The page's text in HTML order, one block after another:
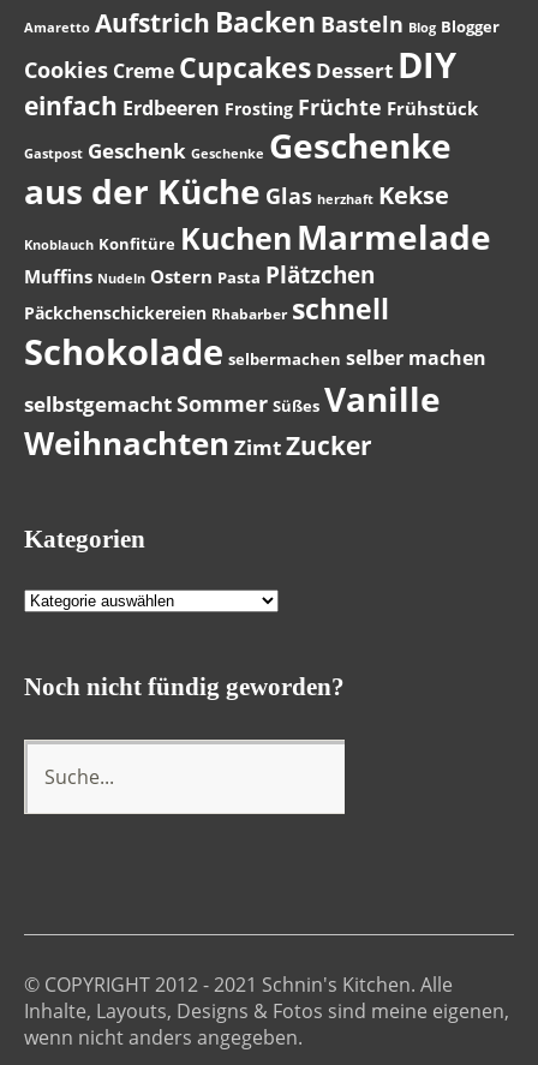
Amaretto Aufstrich Backen Basteln Blog Blogger
Cookies Creme Cupcakes Dessert DIY
einfach Erdbeeren Frosting Früchte Frühstück
Gastpost Geschenk Geschenke Geschenke
aus der Küche Glas herzhaft Kekse
Knoblauch Konfitüre Kuchen Marmelade
Muffins Nudeln Ostern Pasta Plätzchen
Päckchenschickereien Rhabarber schnell
Schokolade selbermachen selber machen
selbstgemachtSommer Süßes Vanille
Weihnachten ZimtZucker
Kategorien
Kategorien
Noch nicht fündig geworden?
© COPYRIGHT 2012 - 2021 Schnin's Kitchen. Alle
Inhalte, Layouts, Designs & Fotos sind meine eigenen,
wenn nicht anders angegeben.